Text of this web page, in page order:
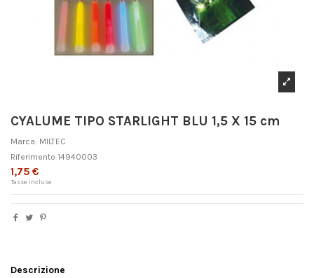
CYALUME TIPO STARLIGHT BLU 1,5 X 15 cm
Marca: MILTEC
Riferimento 14940003
1,75 €
Tasse incluse
Descrizione